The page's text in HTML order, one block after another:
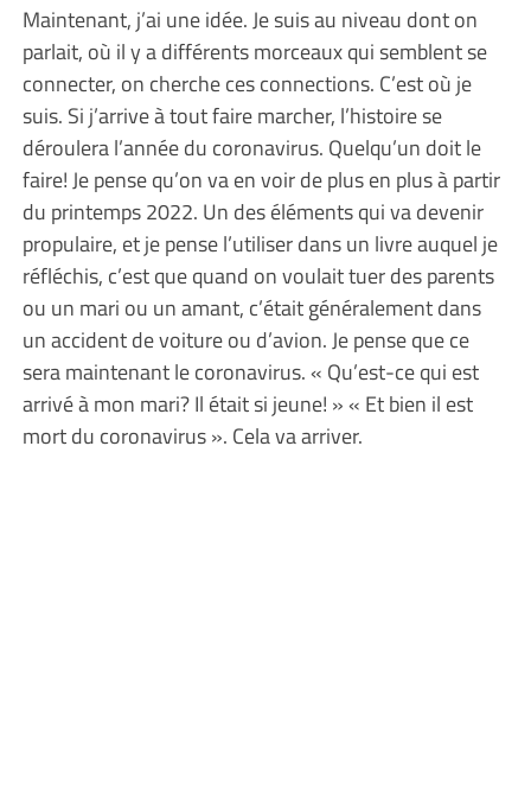
Maintenant, j’ai une idée. Je suis au niveau dont on
parlait, où il y a différents morceaux qui semblent se
connecter, on cherche ces connections. C’est où je
suis. Si j’arrive à tout faire marcher, l’histoire se
déroulera l’année du coronavirus. Quelqu’un doit le
faire! Je pense qu’on va en voir de plus en plus à partir
du printemps 2022. Un des éléments qui va devenir
propulaire, et je pense l’utiliser dans un livre auquel je
réfléchis, c’est que quand on voulait tuer des parents
ou un mari ou un amant, c’était généralement dans
un accident de voiture ou d’avion. Je pense que ce
sera maintenant le coronavirus. « Qu’est-ce qui est
arrivé à mon mari? Il était si jeune! » « Et bien il est
mort du coronavirus ». Cela va arriver.